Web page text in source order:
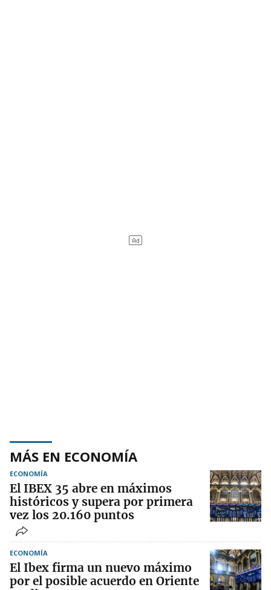
MÁS EN ECONOMÍA
ECONOMÍA
El IBEX 35 abre en máximos
históricos y supera por primera
vez los 20.160 puntos
ECONOMÍA
El Ibex firma un nuevo máximo
por el posible acuerdo en Oriente